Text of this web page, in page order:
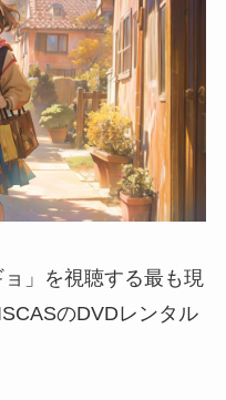
」を視聴する最も現
のDVDレンタル